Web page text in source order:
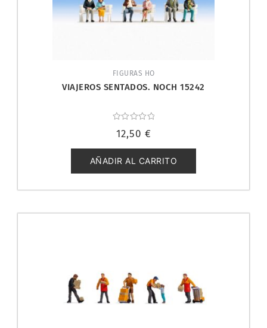
FIGURAS HO
VIAJEROS SENTADOS. NOCH 15242
con
de
5
12,50 €
AÑADIR AL CARRITO